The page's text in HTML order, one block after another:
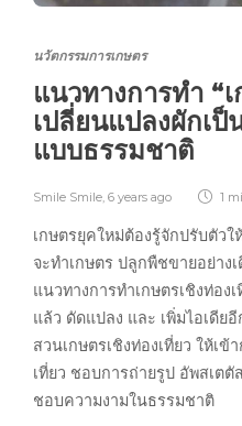
นวัตกรรมการเกษตร
แนวทางการทำ “
เปลี่ยนแปลงผักเ
แบบธรรมชาติ
Smile Smile 6 years ago 1
เกษตรยุคใหม่ต้องรู้จักปรับตัว
จะทำเกษตร ปลูกพืชขายอย่าง
แนวทางการทำเกษตรเชิงท่อง
แล้ว ดัดแปลง และ เพิ่มไอเดีย
สวนเกษตรเชิงท่องเที่ยว ให้เ
เที่ยว ชอบการถ่ายรูป อัพสเต
ชอบความงามในธรรมชาติ